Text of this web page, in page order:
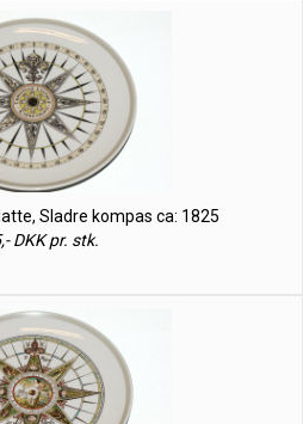
Sladre kompas ca: 1825
DKK pr. stk.